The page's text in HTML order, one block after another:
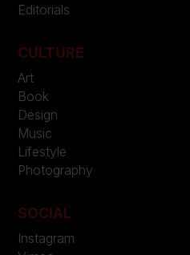
Editorials
CULTURE
Art
Book
Design
Music
Lifestyle
Photography
SOCIAL
Instagram